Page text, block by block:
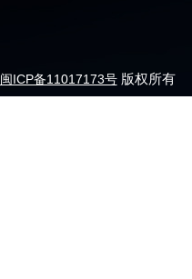
闽ICP备11017173号版权所有